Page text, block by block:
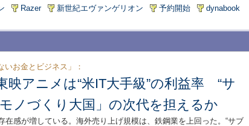
Razer 新世紀エヴァンゲリオン 予約開始 dynabook
いお金とビジネス」：
映アニメは“米IT大手級”の利益率 “サ
ノづくり大国」の次代を担えるか
在感が増している。海外売り上げ規模は、鉄鋼業を上回った。“サブ